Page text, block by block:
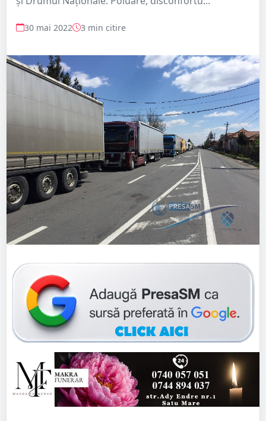
30 mai 2022 3 min citire